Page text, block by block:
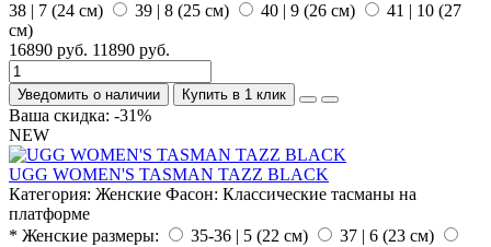
38 | 7 (24 см)
39 | 8 (25 см) 40 | 9 (26 см)
41 | 10 (27
см)
16890 руб. 11890 руб.
Уведомить о наличии Купить в 1 клик
Ваша скидка: -31%
NEW
UGG WOMEN'S TASMAN TAZZ BLACK
Категория: Женские Фасон: Классические тасманы на
платформе
* Женские размеры:
35-36 | 5 (22 см)
37 | 6 (23 см)